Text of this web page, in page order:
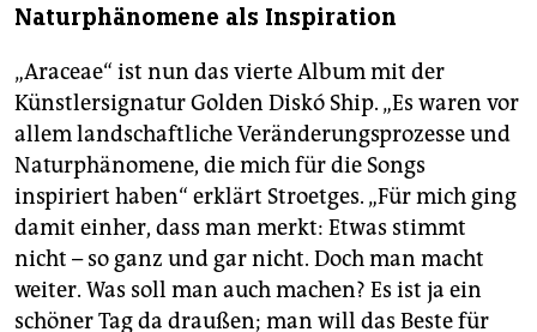
Naturphänomene als Inspiration
„Araceae“ ist nun das vierte Album mit der
Künstlersignatur Golden Diskó Ship. „Es waren vor
allem landschaftliche Veränderungsprozesse und
Naturphänomene, die mich für die Songs
inspiriert haben“ erklärt Stroetges. „Für mich ging
damit einher, dass man merkt: Etwas stimmt
nicht – so ganz und gar nicht. Doch man macht
weiter. Was soll man auch machen? Es ist ja ein
schöner Tag da draußen; man will das Beste für